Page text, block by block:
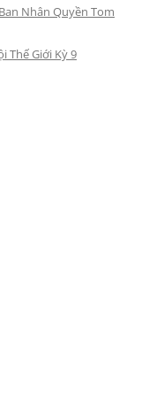
Nhân Quyền Tom
Thế Giới Kỳ 9